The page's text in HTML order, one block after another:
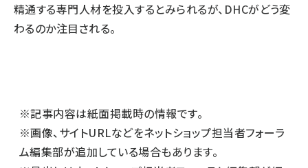
精通する専門人材を投入するとみられるが、DHCがどう変
わるのか注目される。
※記事内容は紙面掲載時の情報です。
※画像、サイトURLなどをネットショップ担当者フォーラ
ム編集部が追加している場合もあります。